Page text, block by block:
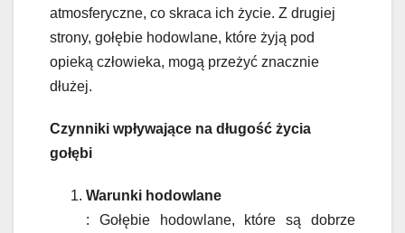
atmosferyczne, co skraca ich życie. Z drugiej
strony, gołębie hodowlane, które żyją pod
opieką człowieka, mogą przeżyć znacznie
dłużej.
Czynniki wpływające na długość życia
gołębi
Warunki hodowlane
: Gołębie hodowlane, które są dobrze